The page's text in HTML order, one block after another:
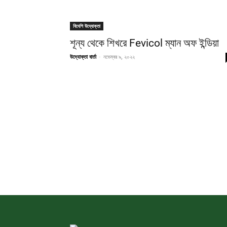
বিদেশি উদ্যোক্তা
শূন্য থেকে শিখরে Fevicol ম্যান অফ ইন্ডিয়া
উদ্যোক্তা বার্তা - নভেম্বর ৯, ২০২২